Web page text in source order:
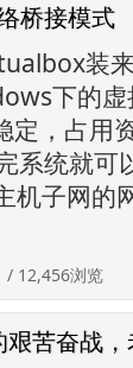
桥接模式
装
下的虚
定，占
系统就可
机子网的
/ 12,456浏览
苦奋战